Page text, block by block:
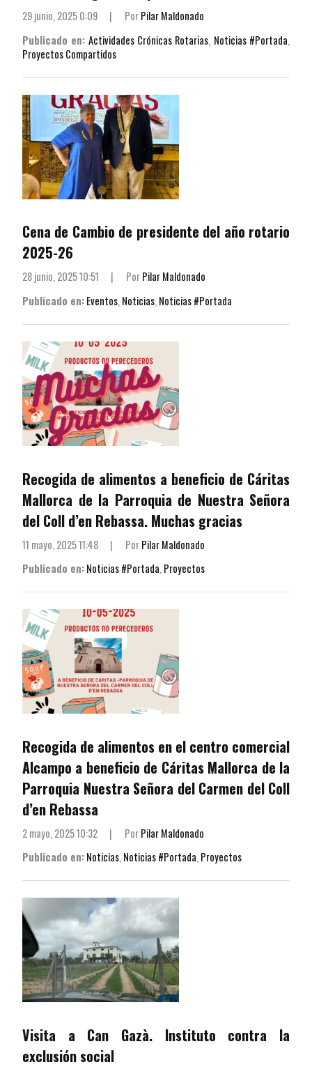
29 junio, 2025 0:09 | PorPilar Maldonado
Publicado en: Actividades Crónicas Rotarias, Noticias #Portada,
Proyectos Compartidos
Cena de Cambio de presidente del año rotario
2025-26
28 junio, 2025 10:51 | PorPilar Maldonado
Publicado en:Eventos, Noticias, Noticias #Portada
Recogida de alimentos a beneficio de Cáritas
Mallorca de la Parroquia de Nuestra Señora
del Coll d’en Rebassa. Muchas gracias
11 mayo, 2025 11:48 | PorPilar Maldonado
Publicado en:Noticias #Portada, Proyectos
Recogida de alimentos en el centro comercial
Alcampo a beneficio de Cáritas Mallorca de la
Parroquia Nuestra Señora del Carmen del Coll
d’en Rebassa
2 mayo, 2025 10:32 | PorPilar Maldonado
Publicado en:Noticias, Noticias #Portada, Proyectos
Visita a Can Gazà. Instituto contra la
exclusión social